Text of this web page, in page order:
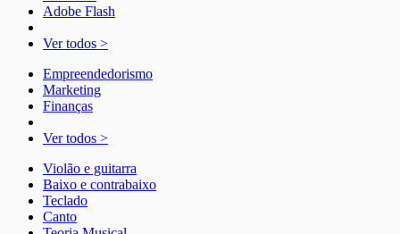
Adobe Flash
Ver todos >
Empreendedorismo
Marketing
Finanças
Ver todos >
Violão e guitarra
Baixo e contrabaixo
Teclado
Canto